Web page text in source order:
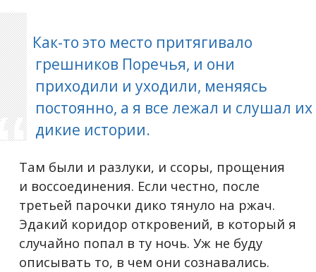
Как-то это место притягивало
грешников Поречья, и они
приходили и уходили, меняясь
постоянно, а я все лежал и слушал их
дикие истории.
Там были и разлуки, и ссоры, прощения
и воссоединения. Если честно, после
третьей парочки дико тянуло на ржач.
Эдакий коридор откровений, в который я
случайно попал в ту ночь. Уж не буду
описывать то, в чем они сознавались.